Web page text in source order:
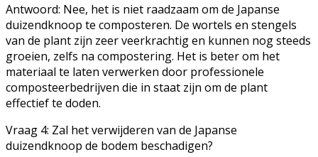
Antwoord: Nee, het is niet raadzaam om de Japanse
duizendknoop te composteren. De wortels en stengels
van de plant zijn zeer veerkrachtig en kunnen nog steeds
groeien, zelfs na compostering. Het is beter om het
materiaal te laten verwerken door professionele
composteerbedrijven die in staat zijn om de plant
effectief te doden.
Vraag 4: Zal het verwijderen van de Japanse
duizendknoop de bodem beschadigen?